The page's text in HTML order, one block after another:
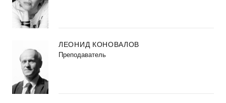
ЛЕОНИД КОНОВАЛОВ
Преподаватель